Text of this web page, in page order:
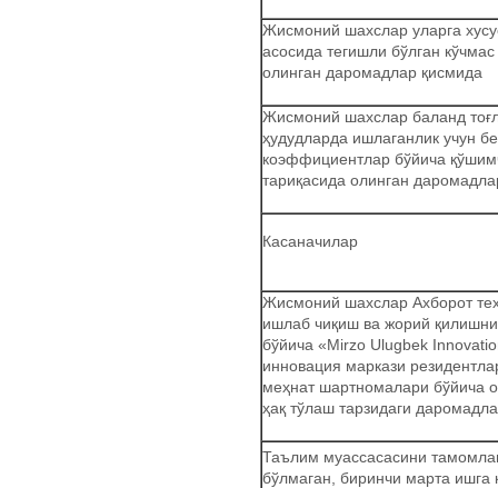
Жисмоний шахслар уларга
асосида тегишли бўлган
олинган даромадлар қисмида
Жисмоний шахслар баланд
ҳудудларда ишлаганлик учун
коэффициентлар бўйича
тариқасида олинган
Касаначилар
Жисмоний шахслар Ахборот
ишлаб чиқиш ва жорий
бўйича «Mirzo Ulugbek
инновация маркази
меҳнат шартномалари бўйича
ҳақ тўлаш тарзидаги
Таълим муассасасини
бўлмаган, биринчи марта ишга